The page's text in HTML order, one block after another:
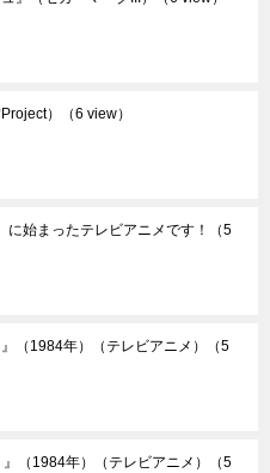
） （6 view）
始まったテレビアニメです！
（5
（1984年）（テレビアニメ）
（5
』（1984年）（テレビアニメ）
（5